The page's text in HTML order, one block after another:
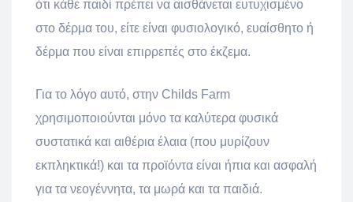
ότι κάθε παιδί πρέπει να αισθάνεται ευτυχισμένο
στο δέρμα του, είτε είναι φυσιολογικό, ευαίσθητο ή
δέρμα που είναι επιρρεπές στο έκζεμα.
Για το λόγο αυτό, στην Childs Farm
χρησιμοποιούνται μόνο τα καλύτερα φυσικά
συστατικά και αιθέρια έλαια (που μυρίζουν
εκπληκτικά!) και τα προϊόντα είναι ήπια και ασφαλή
για τα νεογέννητα, τα μωρά και τα παιδιά.